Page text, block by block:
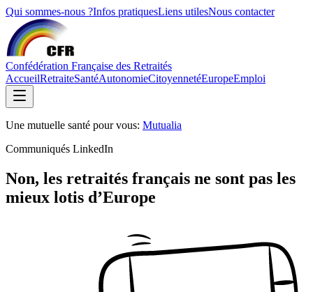
Qui sommes-nous ?Infos pratiquesLiens utilesNous contacter
Confédération Française des Retraités
AccueilRetraiteSantéAutonomieCitoyennetéEuropeEmploi
Une mutuelle santé pour vous: Mutualia
Communiqués LinkedIn
Non, les retraités français ne sont pas les
mieux lotis d’Europe